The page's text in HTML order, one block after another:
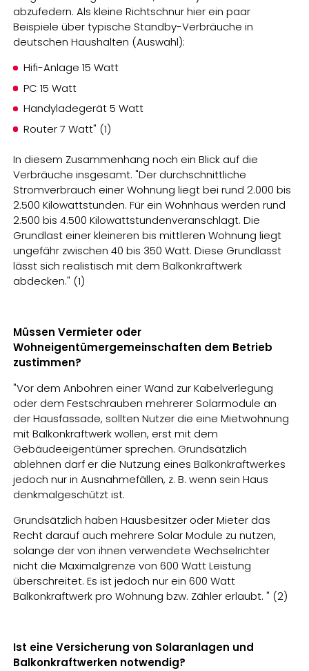
abzufedern. Als kleine Richtschnur hier ein paar
Beispiele über typische Standby-Verbräuche in
deutschen Haushalten (Auswahl):
Hifi-Anlage 15 Watt
PC 15 Watt
Handyladegerät 5 Watt
Router 7 Watt" (1)
In diesem Zusammenhang noch ein Blick auf die
Verbräuche insgesamt. "Der durchschnittliche
Stromverbrauch einer Wohnung liegt bei rund 2.000 bis
2.500 Kilowattstunden. Für ein Wohnhaus werden rund
2.500 bis 4.500 Kilowattstundenveranschlagt. Die
Grundlast einer kleineren bis mittleren Wohnung liegt
ungefähr zwischen 40 bis 350 Watt. Diese Grundlasst
lässt sich realistisch mit dem Balkonkraftwerk
abdecken." (1)
Müssen Vermieter oder
Wohneigentümergemeinschaften dem Betrieb
zustimmen?
"Vor dem Anbohren einer Wand zur Kabelverlegung
oder dem Festschrauben mehrerer Solarmodule an
der Hausfassade, sollten Nutzer die eine Mietwohnung
mit Balkonkraftwerk wollen, erst mit dem
Gebäudeeigentümer sprechen. Grundsätzlich
ablehnen darf er die Nutzung eines Balkonkraftwerkes
jedoch nur in Ausnahmefällen, z. B. wenn sein Haus
denkmalgeschützt ist.
Grundsätzlich haben Hausbesitzer oder Mieter das
Recht darauf auch mehrere Solar Module zu nutzen,
solange der von ihnen verwendete Wechselrichter
nicht die Maximalgrenze von 600 Watt Leistung
überschreitet. Es ist jedoch nur ein 600 Watt
Balkonkraftwerk pro Wohnung bzw. Zähler erlaubt. " (2)
Ist eine Versicherung von Solaranlagen und
Balkonkraftwerken notwendig?